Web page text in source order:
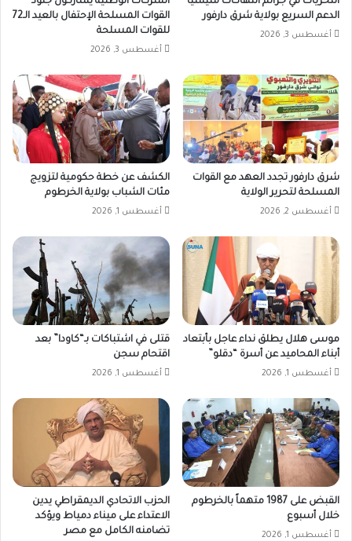
الدعم السريع بولاية شرق دارفور
أغسطس 3, 2026
القوات المسلحة الإحتفال بالعيد الـ72
للقوات المسلحة
أغسطس 3, 2026
شرق دارفور تجدد العهد مع القوات
المسلحة لتحرير الولاية
أغسطس 2, 2026
الكشف عن خطة حكومية لتزويج
مئات الشباب بولاية الخرطوم
أغسطس 1, 2026
موسى هلال يطلق نداء عاجل بأبتعاد
أبناء المحاميد عن أسرة “دقلو”
أغسطس 1, 2026
قتلى في اشتباكات بـ“كاودا” بعد
اقتحام سجن
أغسطس 1, 2026
القبض على 1987 متهماً بالخرطوم
خلال أسبوع
أغسطس 1, 2026
الحزب الاتحادي الديمقراطي يدين
الاعتداء على ميناء دمياط ويؤكد
تضامنه الكامل مع مصر